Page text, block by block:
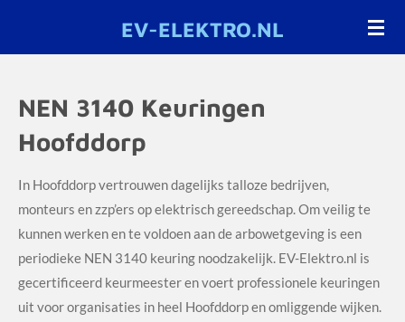
hoofdinhoud
EV-ELEKTRO.NL
NEN 3140 Keuringen
Hoofddorp
In Hoofddorp vertrouwen dagelijks talloze bedrijven,
monteurs en zzp’ers op elektrisch gereedschap. Om veilig te
kunnen werken en te voldoen aan de arbowetgeving is een
periodieke NEN 3140 keuring noodzakelijk. EV-Elektro.nl is
gecertificeerd keurmeester en voert professionele keuringen
uit voor organisaties in heel Hoofddorp en omliggende wijken.